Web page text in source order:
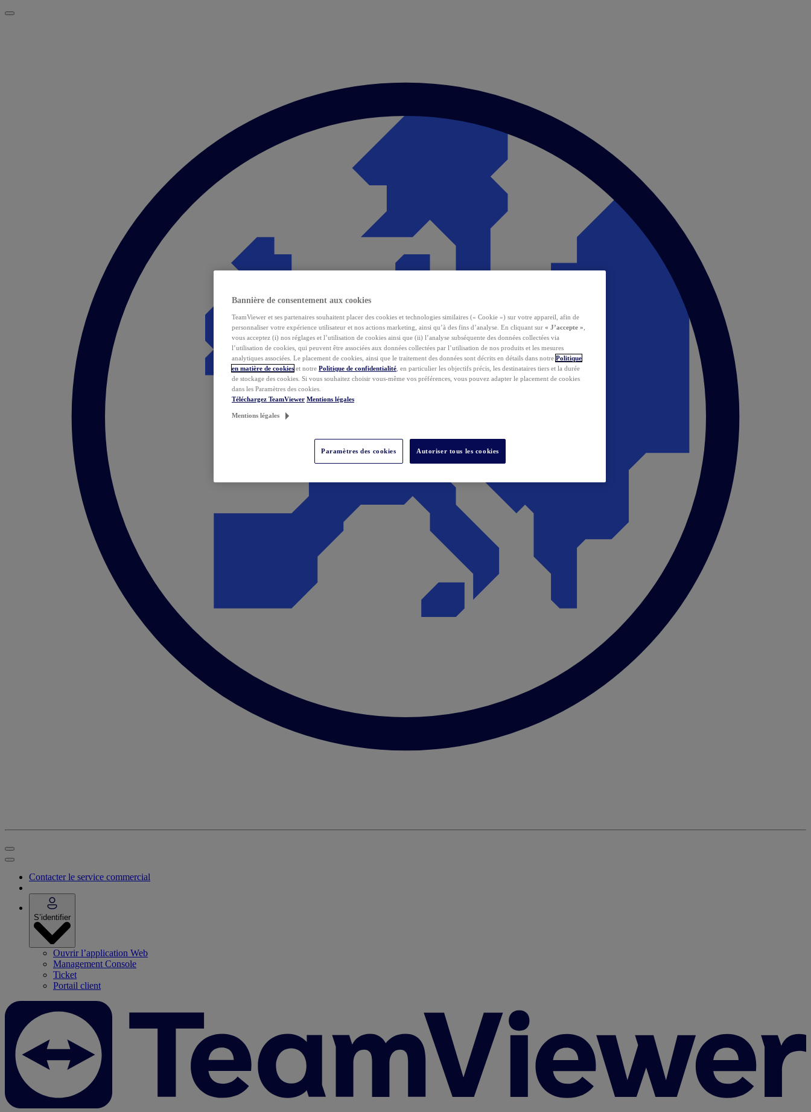
Contacter le service commercial
S’identifier
Ouvrir l’application Web
Management Console
Ticket
Portail client
Bannière de consentement aux cookies
TeamViewer et ses partenaires souhaitent placer des cookies et technologies similaires (« Cookie ») sur votre appareil, afin de
personnaliser votre expérience utilisateur et nos actions marketing, ainsi qu’à des fins d’analyse. En cliquant sur « J’accepte »
vous acceptez (i) nos réglages et l’utilisation de cookies ainsi que (ii) l’analyse subséquente des données collectées via
l’utilisation de cookies, qui peuvent être associées aux données collectées par l’utilisation de nos produits et les mesures
analytiques associées. Le placement de cookies, ainsi que le traitement des données sont décrits en détails dans notre Politique
en matière de cookies et notre Politique de confidentialité , en particulier les objectifs précis, les destinataires tiers et la durée
de stockage des cookies. Si vous souhaitez choisir vous-même vos préférences, vous pouvez adapter le placement de cookies
dans les Paramètres des cookies.
Téléchargez TeamViewer Mentions légales
Mentions légales
Paramètres des cookies Autoriser tous les cookies